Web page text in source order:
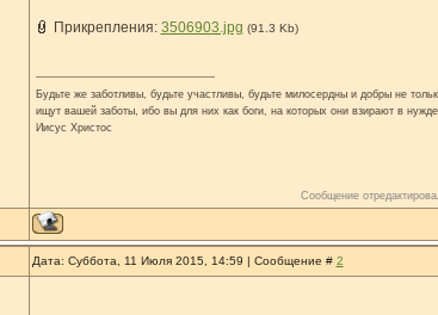
Прикрепления: 3506903.jpg (91.3 Kb)
Будьте же заботливы, будьте участливы, будьте милосердны и добры не
ищут вашей заботы, ибо вы для них как боги, на которых они взирают в
Иисус Христос
Сообщение
Дата: Суббота, 11 Июля 2015, 14:59 | Сообщение # 2